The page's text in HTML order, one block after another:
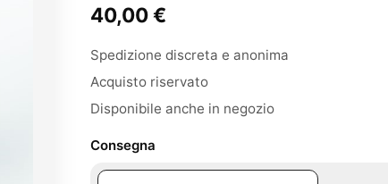
40,00€
Spedizione discreta e anonima
Acquisto riservato
Disponibile anche in negozio
Consegna